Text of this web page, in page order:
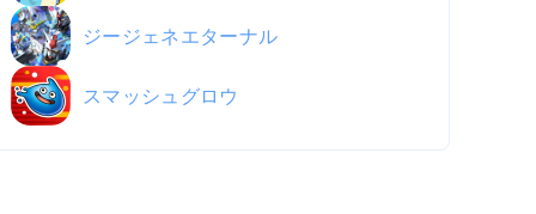
ジージェネエターナル
スマッシュグロウ